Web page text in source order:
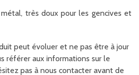
très doux pour les gencives et
peut évoluer et ne pas être à jour
référer aux informations sur le
pas à nous contacter avant de